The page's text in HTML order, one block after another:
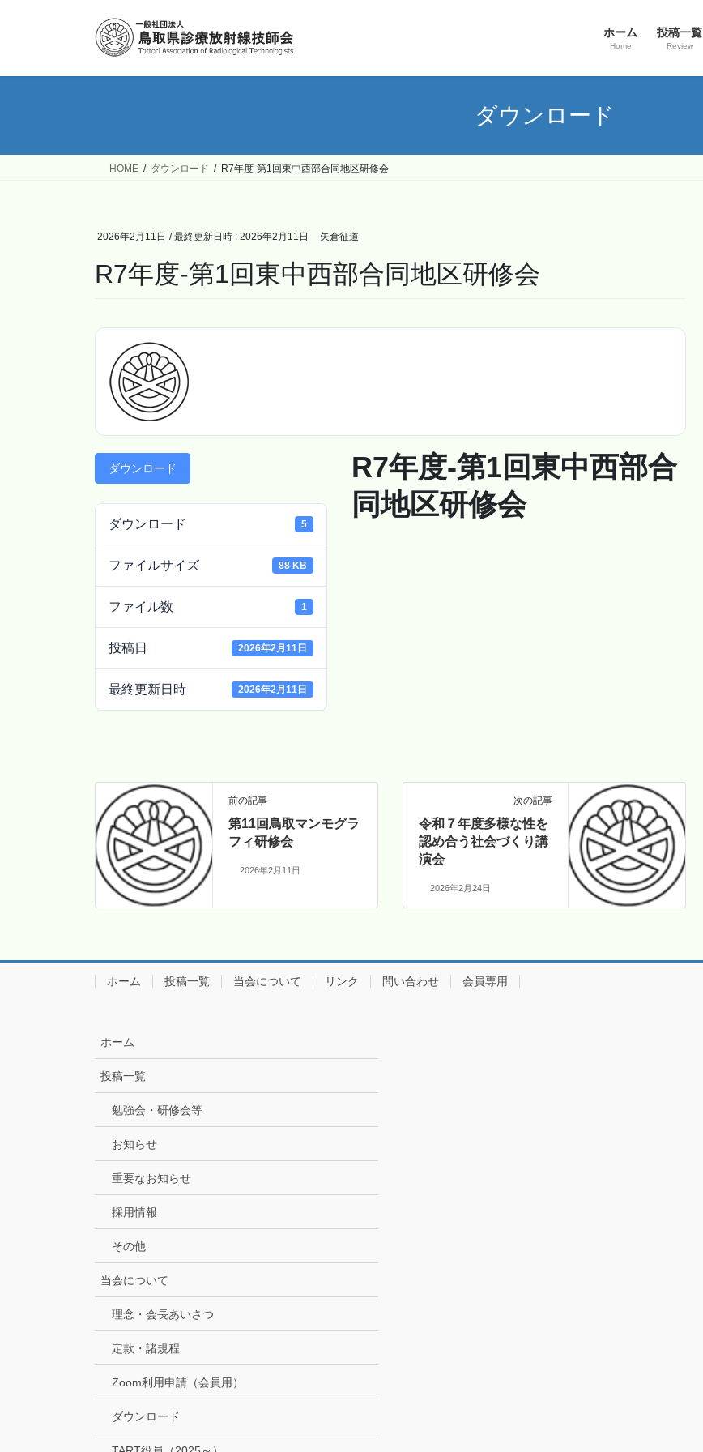
ホーム
Home
投稿一覧
Review
ダウンロード
HOME ダウンロード R7年度-第1回東中西部合同地区研修会
2026年2月11日 / 最終更新日時 : 2026年2月11日 矢倉征道
R7年度-第1回東中西部合同地区研修会
ダウンロード
ダウンロード 5
ファイルサイズ 88 KB
ファイル数 1
投稿日 2026年2月11日
最終更新日時 2026年2月11日
R7年度-第1回東中西部合
同地区研修会
前の記事
第11回鳥取マンモグラ
フィ研修会
2026年2月11日
次の記事
令和７年度多様な性を
認め合う社会づくり講
演会
2026年2月24日
ホーム 投稿一覧 当会について リンク 問い合わせ 会員専用
ホーム
投稿一覧
勉強会・研修会等
お知らせ
重要なお知らせ
採用情報
その他
当会について
理念・会長あいさつ
定款・諸規程
Zoom利用申請（会員用）
ダウンロード